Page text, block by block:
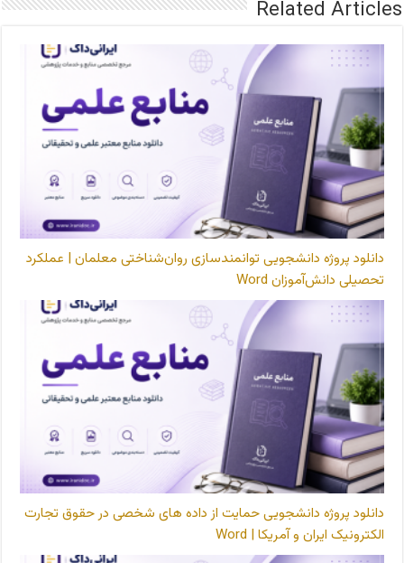
Related Articles
دانلود پروژه دانشجویی توانمندسازی روان‌شناختی معلمان | عملکرد
تحصیلی دانش‌آموزان Word
دانلود پروژه دانشجویی حمایت از داده های شخصی در حقوق تجارت
الکترونیک ایران و آمریکا | Word